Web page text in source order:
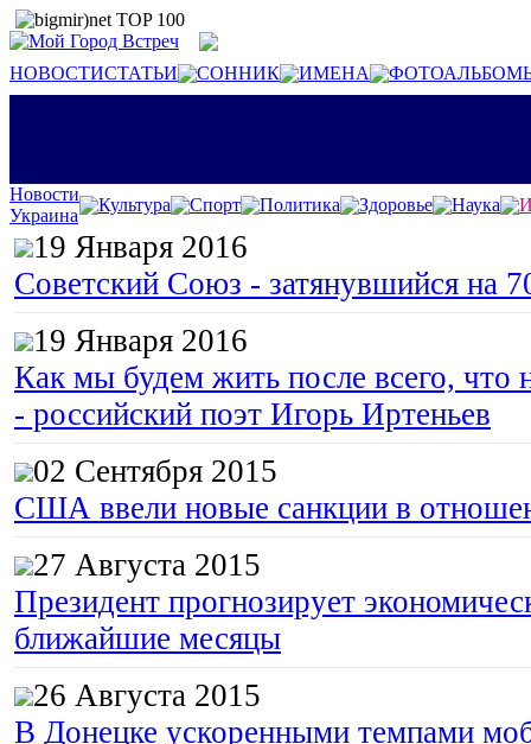
НОВОСТИСТАТЬИ СОННИК ИМЕНА
Новости
Украина
Культура Спорт Политика Здоровье Наука
19 Января 2016
Советский Союз - затянувшийся на
19 Января 2016
Как мы будем жить после всего, что
- российский поэт Игорь Иртеньев
02 Сентября 2015
США ввели новые санкции в
27 Августа 2015
Президент прогнозирует
ближайшие месяцы
26 Августа 2015
В Донецке ускоренными темпами